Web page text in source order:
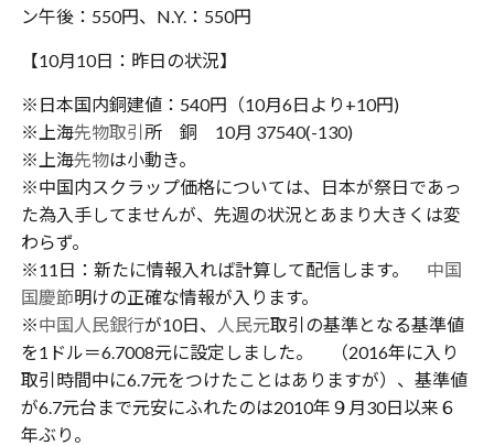
ン午後：550円、N.Y.：550円
【10月10日：昨日の状況】
※日本国内銅建値：540円（10月6日より+10円)
※上海先物取引 所 銅 10月 37540(-130)
※上海先物は小動き。
※中国内スクラップ価格については、日本が祭日であっ
た為入手してませんが、先週の状況とあまり大きくは変
わらず。
※11日：新たに情報入れば計算して配信します。 中国
国慶節明けの正確な情報が入ります。
※中国人民銀行が10日、 人民元取引の基準となる基準値
を1ドル＝6.7008元に設定しました。 （2016年に入り
取引時間中に6.7元をつけたことはありますが）、基準値
が6.7元台まで元安にふれたのは2010年９月30日以来６
年ぶり。